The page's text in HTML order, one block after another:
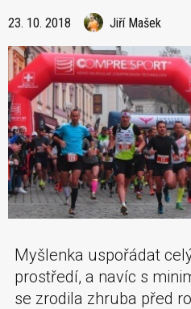
23. 10. 2018 Jiří Mašek
Myšlenka uspořádat
prostředí, a navíc s
se zrodila zhruba před